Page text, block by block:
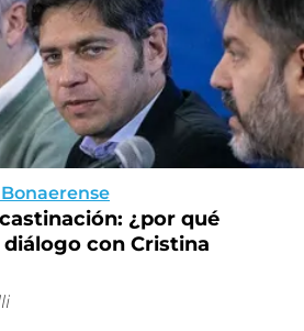
¿por qué
con Cristina